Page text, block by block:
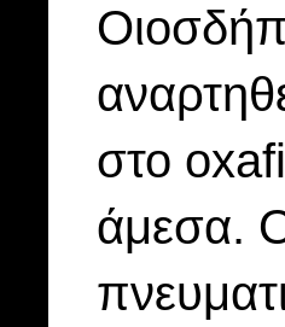
στο
άμεσα.